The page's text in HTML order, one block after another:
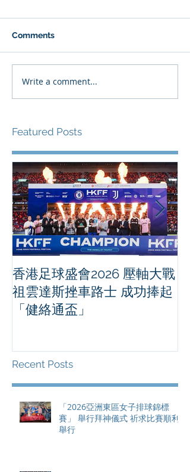
Comments
Write a comment...
Featured Posts
香港足球盛會2026 壓軸大戰
祖雲達斯挫車路士 成功捧起
「健絡通盃」
Recent Posts
「2026亞洲東區女子排球錦標
賽」 舉行拜神儀式 祈求比賽順利
舉行